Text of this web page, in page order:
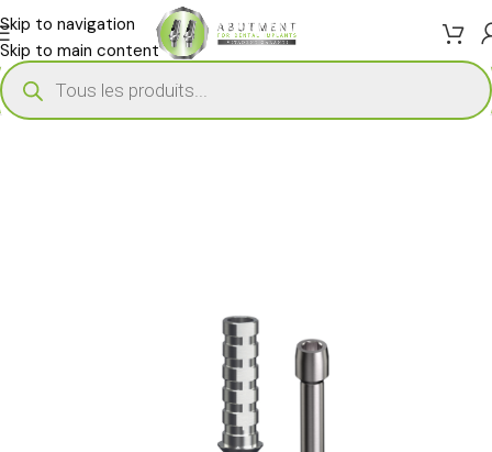
Skip to navigation
Skip to main content